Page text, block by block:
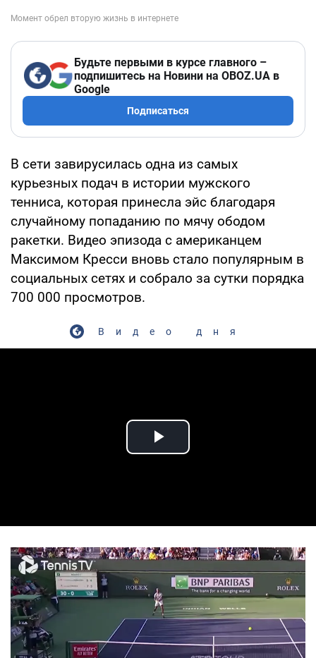
Будьте первыми в курсе главного –
подпишитесь на Новини на OBOZ.UA в
Google
Подписаться
В сети завирусилась одна из самых
курьезных подач в истории мужского
тенниса, которая принесла эйс благодаря
случайному попаданию по мячу ободом
ракетки. Видео эпизода с американцем
Максимом Кресси вновь стало популярным в
социальных сетях и собрало за сутки порядка
700 000 просмотров.
Видео дня
Play Video